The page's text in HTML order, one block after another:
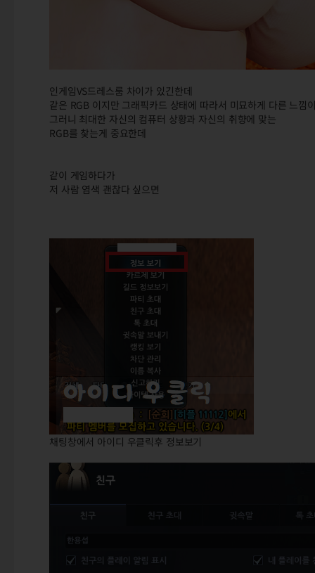
인게임VS드레스룸 차이가 있긴한데
같은 RGB 이지만 그래픽카드 상태에 따라서 미묘하게 다른 느낌
그러니 최대한 자신의 컴퓨터 상황과 자신의 취향에 맞는
RGB를 찾는게 중요한데
같이 게임하다가
저 사람 염색 괜찮다 싶으면
채팅창에서 아이디 우클릭후 정보보기